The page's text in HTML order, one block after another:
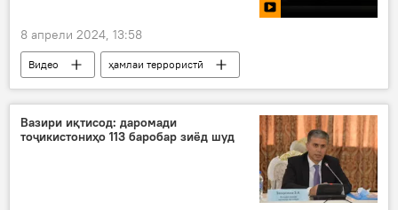
8 апрели 2024, 13:58
Видео
ҳамлаи террористӣ
Амният ва мудофиа
Русия
ФСБ
Вазири иқтисод: даромади
тоҷикистониҳо 113 баробар зиёд шуд